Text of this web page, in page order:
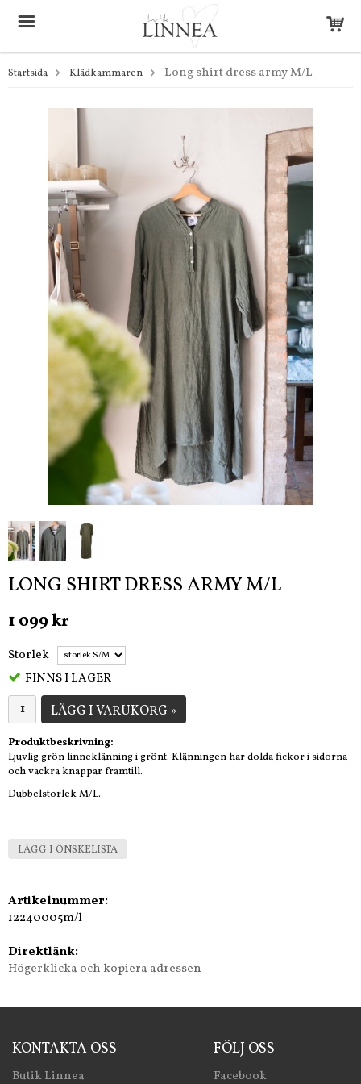
Startsida Klädkammaren Long shirt dress army M/L
LONG SHIRT DRESS ARMY M/L
1 099 kr
Storlek
FINNS I LAGER
LÄGG I VARUKORG »
Produktbeskrivning:
Ljuvlig grön linneklänning i grönt. Klänningen har dolda fickor i sidorna
och vackra knappar framtill.
Dubbelstorlek M/L.
LÄGG I ÖNSKELISTA
Artikelnummer:
12240005m/l
Direktlänk:
Högerklicka och kopiera adressen
KONTAKTA OSS
Butik Linnea
FÖLJ OSS
Facebook